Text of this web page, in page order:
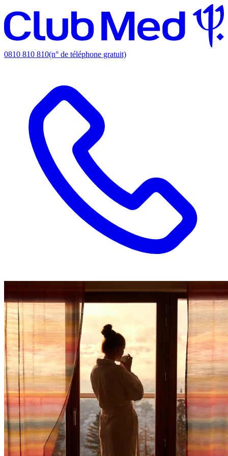
0810 810 810(n° de téléphone gratuit)